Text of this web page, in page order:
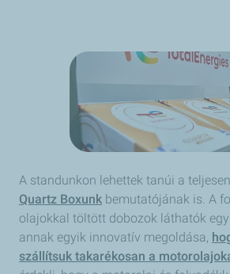
A standunkon lehettek tanúi a
Quartz Boxunk bemutatójának is. A
olajokkal töltött dobozok láthatók
annak egyik innovatív megoldása,
szállítsuk takarékosan a